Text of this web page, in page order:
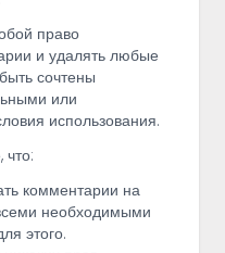
право
и удалять любые
сочтены
или
использования.
что:
комментарии на
необходимыми
этого.